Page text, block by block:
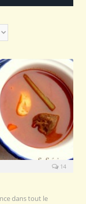
14
dans tout le